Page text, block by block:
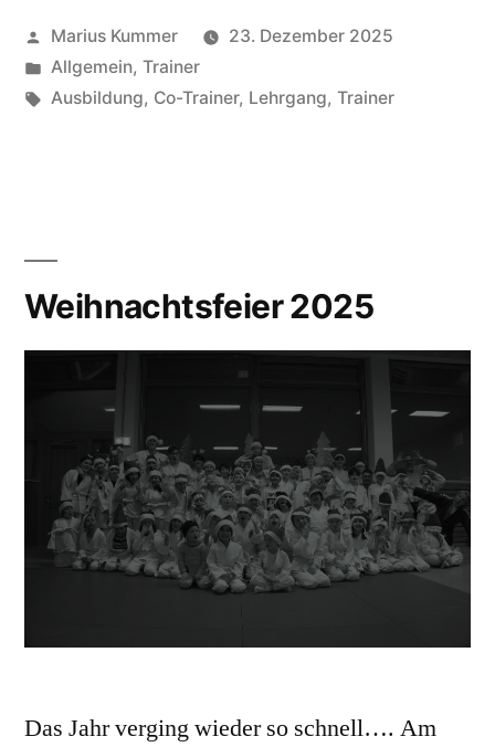
Veröffentlicht
von
Marius Kummer
23. Dezember 2025
Veröffentlicht
unter
Allgemein, Trainer
Schlagwörter:
Ausbildung, Co-Trainer, Lehrgang, Trainer
Weihnachtsfeier 2025
Das Jahr verging wieder so schnell…. Am